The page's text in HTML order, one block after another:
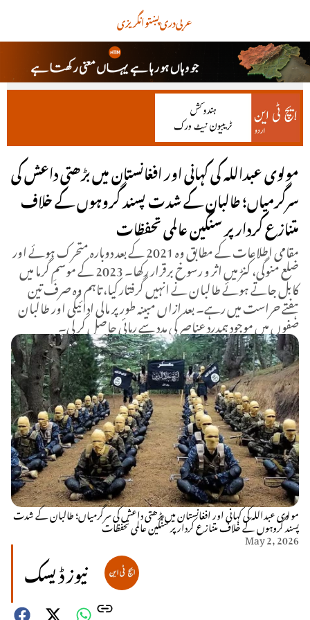
انگریزیپښتودریعربی
مولوی عبداللہ کی کہانی اور افغانستان میں بڑھتی داعش کی
سرگرمیاں؛ طالبان کے شدت پسند گروہوں کے خلاف
متنازع کردار پر سنگین عالمی تحفظات
مقامی اطلاعات کے مطابق وہ 2021 کے بعد دوبارہ متحرک ہوئے اور
ضلع منوگی، کنڑ میں اثر و رسوخ برقرار رکھا۔ 2023 کے موسمِ گرما میں
کابل جاتے ہوئے طالبان نے انہیں گرفتار کیا، تاہم وہ صرف تین
ہفتے حراست میں رہے۔ بعد ازاں مبینہ طور پر مالی ادائیگی اور طالبان
صفوں میں موجود ہمدرد عناصر کی مدد سے رہائی حاصل کر لی۔
مولوی عبداللہ کی کہانی اور افغانستان میں بڑھتی داعش کی سرگرمیاں؛ طالبان کے شدت
پسند گروہوں کے خلاف متنازع کردار پر سنگین عالمی تحفظات
May 2, 2026
نیوز ڈیسک